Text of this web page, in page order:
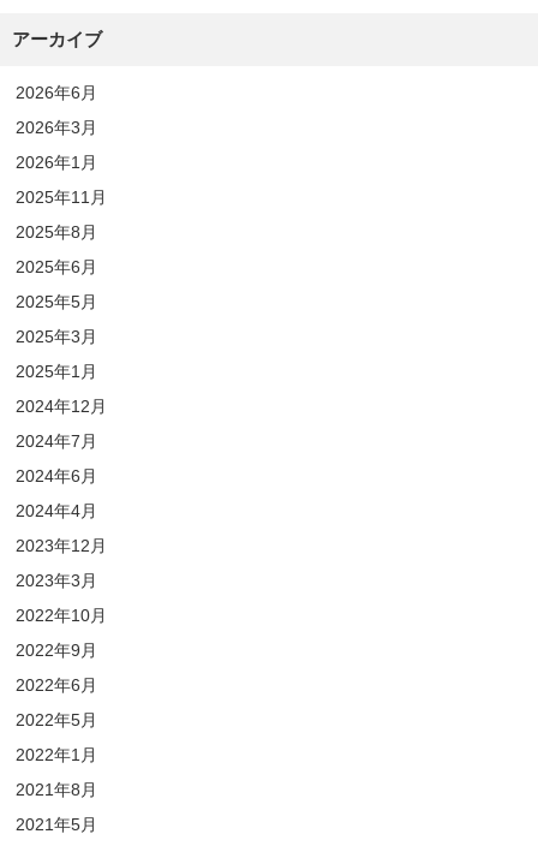
アーカイブ
2026年6月
2026年3月
2026年1月
2025年11月
2025年8月
2025年6月
2025年5月
2025年3月
2025年1月
2024年12月
2024年7月
2024年6月
2024年4月
2023年12月
2023年3月
2022年10月
2022年9月
2022年6月
2022年5月
2022年1月
2021年8月
2021年5月